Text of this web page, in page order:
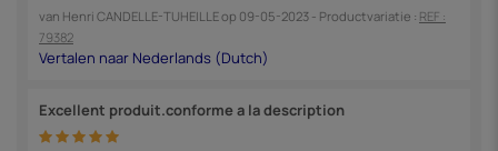
van Henri CANDELLE-TUHEILLEop 09-05-2023 - Productvariatie : REF :
79382
Excellent produit.conforme a la description